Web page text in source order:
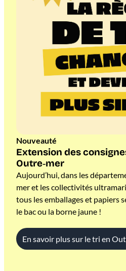
Nouveauté
Extension des
Outre‑mer
Aujourd’hui, dans les
mer et les collectivités
tous les emballages et papiers
le bac ou la borne jaune !
En savoir plus sur le tri en